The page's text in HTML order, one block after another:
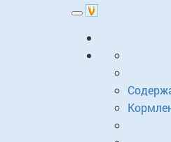
Toggle
navigation